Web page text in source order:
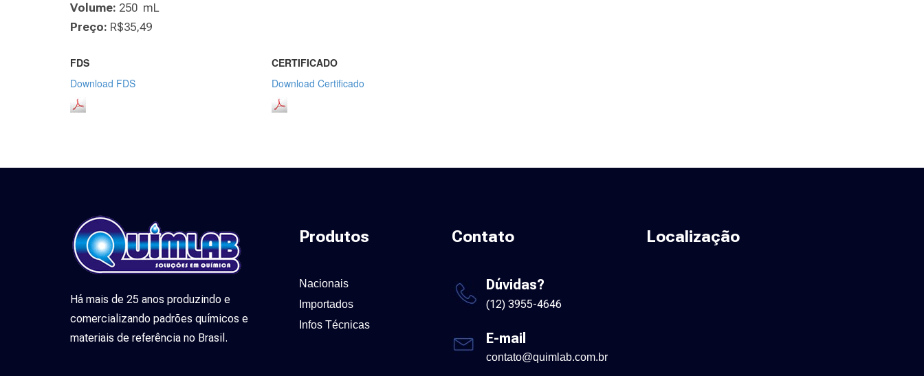
Volume: 250 mL
Preço: R$35,49
FDS
Download FDS
CERTIFICADO
Download Certificado
Há mais de 25 anos produzindo e
comercializando padrões químicos e
materiais de referência no Brasil.
Produtos
Nacionais
Importados
Infos Técnicas
Contato
Dúvidas?
(12) 3955-4646
E-mail
contato@quimlab.com.br
Localização